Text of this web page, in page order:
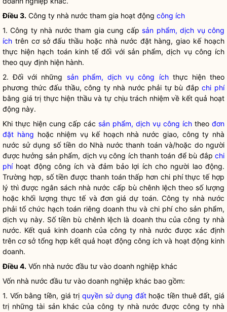
Điều 3. Công ty nhà nước tham gia hoạt động công ích
1.Công ty nhà nước tham gia cung cấpsản phẩm, dịch vụ công
ích trên cơ sở đấu thầu hoặc nhà nước đặt hàng, giao kế hoạch
thực hiện hạch toán kinh tế đối với sản phẩm, dịch vụ công ích
theo quy định hiện hành.
2. Đối với những sản phẩm, dịch vụ công íchthực hiện theo
phương thức đấu thầu,công ty nhà nước phải tự bù đắpchi phí
bằng giá trị thực hiện thầu và tự chịu trách nhiệm về kết quả hoạt
động này.
Khi thực hiện cung cấp các sản phẩm, dịch vụ công ích theo đơn
đặt hàng hoặc nhiệm vụ kế hoạch nhà nước giao, công ty nhà
nước sử dụng số tiền do Nhà nước thanh toán và/hoặc do người
được hưởng sản phẩm, dịch vụ công íchthanh toán để bù đắpchi
phíhoạt động công ích và đảm bảo lợi ích cho người lao động.
Trường hợp, số tiền được thanh toán thấp hơn chi phíthực tế hợp
lý thì được ngân sách nhà nước cấp bù chênh lệch theo số lượng
hoặc khối lượng thực tế và đơn giá dự toán.Công ty nhà nước
phải tổ chức hạch toán riêng doanh thu và chi phícho sản phẩm,
dịch vụ này. Số tiền bù chênh lệch là doanh thu củacông ty nhà
nước. Kết quả kinh doanh của công ty nhà nước được xác định
trên cơ sở tổng hợp kết quả hoạt động công ích và hoạt động kinh
doanh.
Điều 4. Vốn nhà nước đầu tư vào doanh nghiệp khác
Vốn nhà nước đầu tư vào doanh nghiệp khác bao gồm:
1. Vốn bằng tiền, giá trị quyền sử dụng đấthoặc tiền thuê đất, giá
trị những tài sản khác củacông ty nhà nước được công ty nhà